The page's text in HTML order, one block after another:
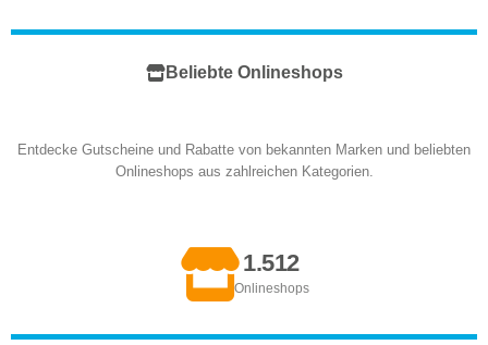
Beliebte Onlineshops
Entdecke Gutscheine und Rabatte von bekannten Marken und beliebten
Onlineshops aus zahlreichen Kategorien.
1.512
Onlineshops